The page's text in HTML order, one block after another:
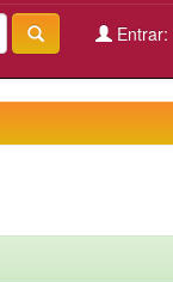
Entrar: